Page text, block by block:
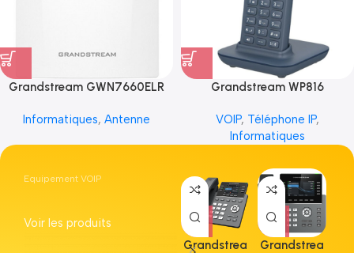
Grandstream GWN7660ELR
Informatiques, Antenne
Grandstream WP816
VOIP, Téléphone IP,
Informatiques
Equipement VOIP
Voir les produits
Grandstrea
Grandstrea